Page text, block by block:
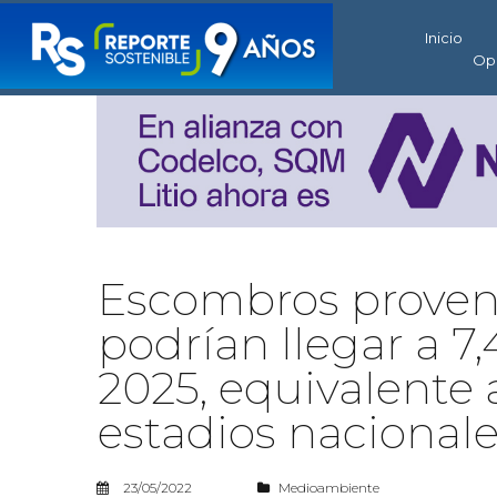
Inicio
Escombros
podrían llegar a
2025, equivalente
estadios
23/05/2022 Medioambiente